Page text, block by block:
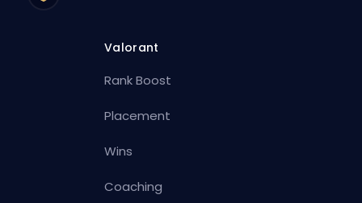
Valorant
Rank Boost
Placement
Wins
Coaching